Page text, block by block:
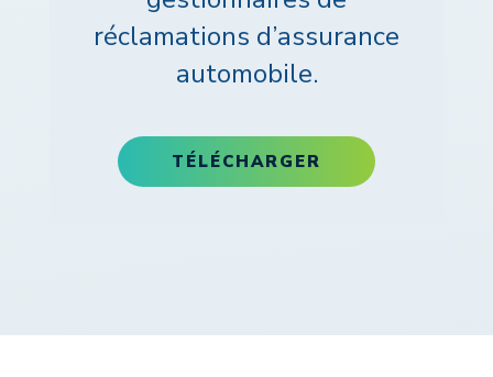
réclamations d’assurance
automobile.
TÉLÉCHARGER